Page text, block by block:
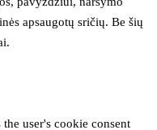
apsaugotų sričių. Be šių
the user's cookie consent